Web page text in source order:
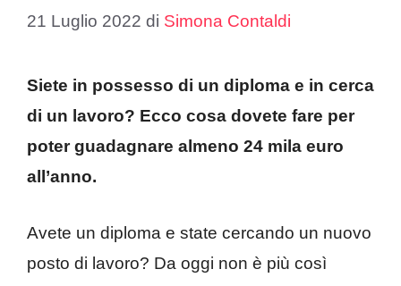
21 Luglio 2022 di Simona Contaldi
Siete in possesso di un diploma e in cerca
di un lavoro? Ecco cosa dovete fare per
poter guadagnare almeno 24 mila euro
all’anno.
Avete un diploma e state cercando un nuovo
posto di lavoro? Da oggi non è più così